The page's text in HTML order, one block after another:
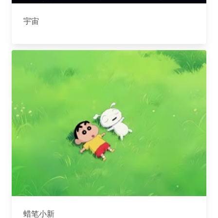
宇宙
蜡笔小新